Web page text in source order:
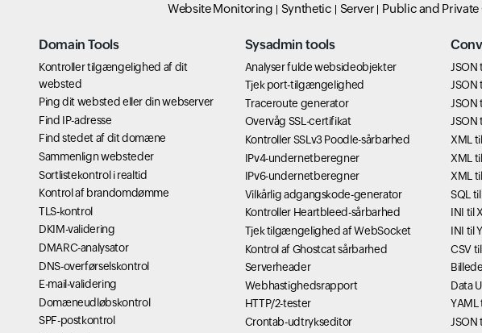
Website Monitoring Synthetic Server Public and Private
Domain Tools
Kontroller tilgængelighed af dit
websted
Ping dit websted eller din webserver
Find IP-adresse
Find stedet af dit domæne
Sammenlign websteder
Sortlistekontrol i realtid
Kontrol af brandomdømme
TLS-kontrol
DKIM-validering
DMARC-analysator
DNS-overførselskontrol
E-mail-validering
Domæneudløbskontrol
SPF-postkontrol
Sysadmin tools
Analyser fulde websideobjekter
Tjek port-tilgængelighed
Traceroute generator
Overvåg SSL-certifikat
Kontroller SSLv3 Poodle-sårbarhed
IPv4-undernetberegner
IPv6-undernetberegner
Vilkårlig adgangskode-generator
Kontroller Heartbleed-sårbarhed
Tjek tilgængelighed af WebSocket
Kontrol af Ghostcat sårbarhed
Serverheader
Webhastighedsrapport
HTTP/2-tester
Crontab-udtrykseditor
JSON
JSON
JSON
XML
XML
XML
SQL
INI til
INI til
CSV
Data
YAML
JSON